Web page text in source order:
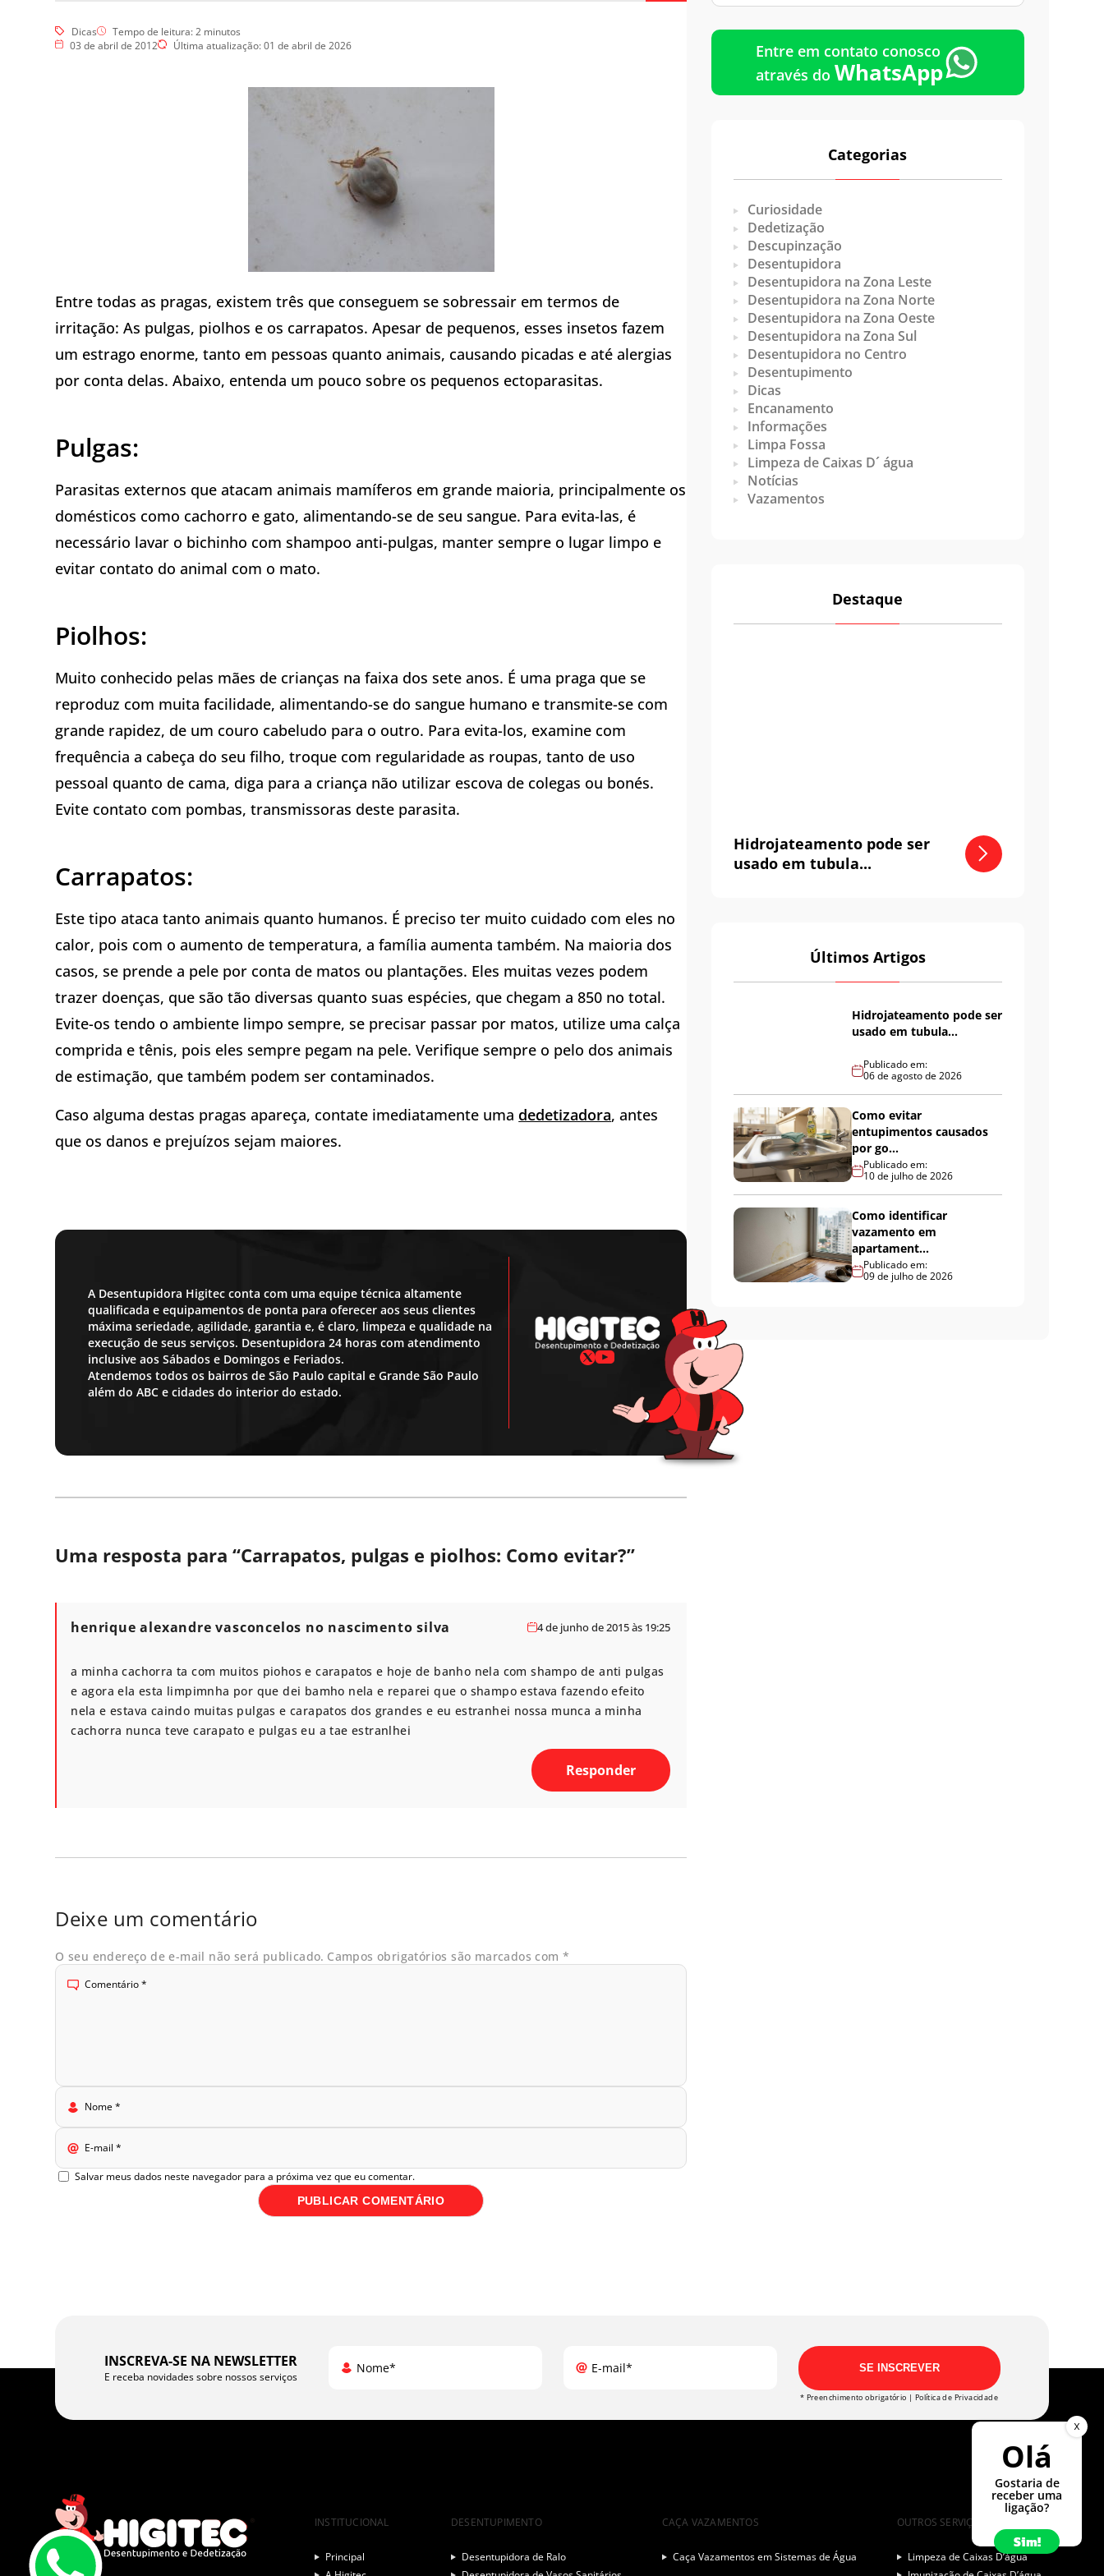
Dicas Tempo de leitura:2 minutos
03 de abril de 2012
Última atualização: 01 de abril de 2026
Entre todas as pragas, existem três que conseguem se sobressair em termos de
irritação: As pulgas, piolhos e os carrapatos. Apesar de pequenos, esses insetos fazem
um estrago enorme, tanto em pessoas quanto animais, causando picadas e até alergias
por conta delas. Abaixo, entenda um pouco sobre os pequenos ectoparasitas.
Pulgas:
Parasitas externos que atacam animais mamíferos em grande maioria, principalmente os
domésticos como cachorro e gato, alimentando-se de seu sangue. Para evita-las, é
necessário lavar o bichinho com shampoo anti-pulgas, manter sempre o lugar limpo e
evitar contato do animal com o mato.
Piolhos:
Muito conhecido pelas mães de crianças na faixa dos sete anos. É uma praga que se
reproduz com muita facilidade, alimentando-se do sangue humano e transmite-se com
grande rapidez, de um couro cabeludo para o outro. Para evita-los, examine com
frequência a cabeça do seu filho, troque com regularidade as roupas, tanto de uso
pessoal quanto de cama, diga para a criança não utilizar escova de colegas ou bonés.
Evite contato com pombas, transmissoras deste parasita.
Carrapatos:
Este tipo ataca tanto animais quanto humanos. É preciso ter muito cuidado com eles no
calor, pois com o aumento de temperatura, a família aumenta também. Na maioria dos
casos, se prende a pele por conta de matos ou plantações. Eles muitas vezes podem
trazer doenças, que são tão diversas quanto suas espécies, que chegam a 850 no total.
Evite-os tendo o ambiente limpo sempre, se precisar passar por matos, utilize uma calça
comprida e tênis, pois eles sempre pegam na pele. Verifique sempre o pelo dos animais
de estimação, que também podem ser contaminados.
Caso alguma destas pragas apareça, contate imediatamente uma dedetizadora, antes
que os danos e prejuízos sejam maiores.
A Desentupidora Higitec conta com uma equipe técnica altamente
qualificada e equipamentos de ponta para oferecer aos seus clientes
máxima seriedade, agilidade, garantia e, é claro, limpeza e qualidade na
execução de seus serviços. Desentupidora 24 horas com atendimento
inclusive aos Sábados e Domingos e Feriados.
Atendemos todos os bairros de São Paulo capital e Grande São Paulo
além do ABC e cidades do interior do estado.
Uma resposta para “Carrapatos, pulgas e piolhos: Como evitar?”
henrique alexandre vasconcelos no nascimento silva 4 de junho de 2015 às 19:25
a minha cachorra ta com muitos piohos e carapatos e hoje de banho nela com shampo de anti pulgas
e agora ela esta limpimnha por que dei bamho nela e reparei que o shampo estava fazendo efeito
nela e estava caindo muitas pulgas e carapatos dos grandes e eu estranhei nossa munca a minha
cachorra nunca teve carapato e pulgas eu a tae estranlhei
Responder
Deixe um comentário
O seu endereço de e-mail não será publicado. Campos obrigatórios são marcados com*
Comentário*
Nome*
E-mail*
Salvar meus dados neste navegador para a próxima vez que eu comentar.
Entre em contato conosco
através do WhatsApp
Categorias
Curiosidade
Dedetização
Descupinzação
Desentupidora
Desentupidora na Zona Leste
Desentupidora na Zona Norte
Desentupidora na Zona Oeste
Desentupidora na Zona Sul
Desentupidora no Centro
Desentupimento
Dicas
Encanamento
Informações
Limpa Fossa
Limpeza de Caixas D´ água
Notícias
Vazamentos
Destaque
Hidrojateamento pode ser
usado em tubula...
Últimos Artigos
Hidrojateamento pode ser
usado em tubula...
Publicado em:
06 de agosto de 2026
Como evitar
entupimentos causados
por go...
Publicado em:
10 de julho de 2026
Como identificar
vazamento em
apartament...
Publicado em:
09 de julho de 2026
Limpa Fossa
Vídeo Inspeção
Dedetização de Pragas
Dedetização – Ratos
Dedetização – Controle de
X
Olá
Gostaria de
receber uma
ligação?
Sim!
INSCREVA-SE NA NEWSLETTER
E receba novidades sobre nossos serviços
Nome* E-mail* SE INSCREVER
* Preenchimento obrigatório | Política de Privacidade
INSTITUCIONAL
Principal
DESENTUPIMENTO
Desentupidora de Ralo
CAÇA VAZAMENTOS
Caça Vazamentos em Sistemas de Água
OUTROS SERVIÇOS
Limpeza de Caixas D’água